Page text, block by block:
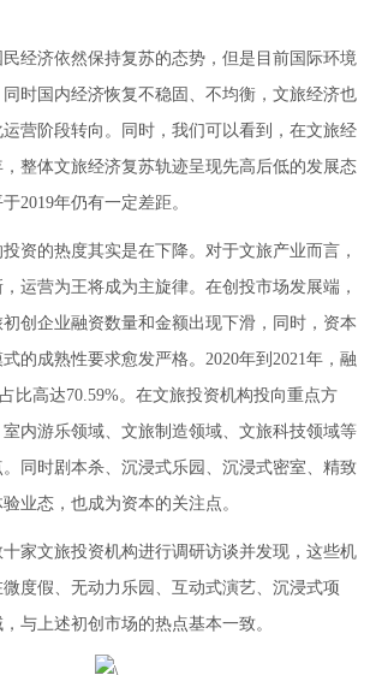
经济依然保持复苏的态势，但是目前国际环境
时国内经济恢复不稳固、不均衡，文旅经济也
营阶段转向。同时，我们可以看到，在文旅经
整体文旅经济复苏轨迹呈现先高后低的发展态
2019年仍有一定差距。
资的热度其实是在下降。对于文旅产业而言，
运营为王将成为主旋律。在创投市场发展端，
初创企业融资数量和金额出现下滑，同时，资本
的成熟性要求愈发严格。2020年到2021年，融
比高达70.59%。在文旅投资机构投向重点方
内游乐领域、文旅制造领域、文旅科技领域等
同时剧本杀、沉浸式乐园、沉浸式密室、精致
业态，也成为资本的关注点。
家文旅投资机构进行调研访谈并发现，这些机
度假、无动力乐园、互动式演艺、沉浸式项
与上述初创市场的热点基本一致。